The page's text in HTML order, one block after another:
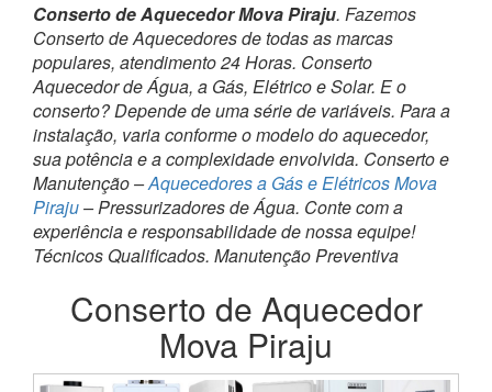
Conserto de Aquecedor Mova Piraju. Fazemos
Conserto de Aquecedores de todas as marcas
populares, atendimento 24 Horas. Conserto
Aquecedor de Água, a Gás, Elétrico e Solar. E o
conserto? Depende de uma série de variáveis. Para a
instalação, varia conforme o modelo do aquecedor,
sua potência e a complexidade envolvida. Conserto e
Manutenção –Aquecedores a Gás e Elétricos Mova
Piraju– Pressurizadores de Água. Conte com a
experiência e responsabilidade de nossa equipe!
Técnicos Qualificados. Manutenção Preventiva
Conserto de Aquecedor
Mova Piraju